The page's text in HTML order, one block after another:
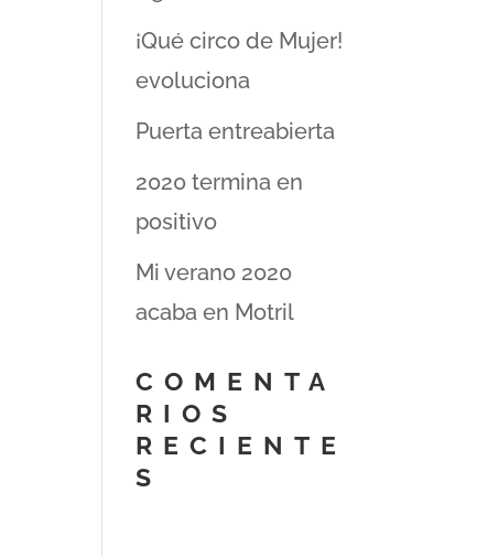
¡Qué circo de Mujer!
evoluciona
Puerta entreabierta
2020 termina en
positivo
Mi verano 2020
acaba en Motril
COMENTA
RIOS
RECIENTE
S